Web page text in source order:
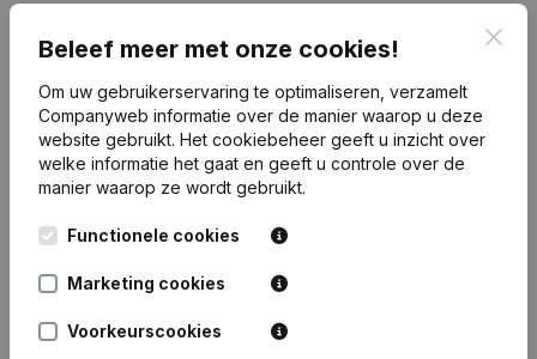
Publicatiesvan Ride On
Datum Publicatie
14-07-2014
Rubriek Oprichting (Nieuwe
Rechtspersoon, Opening Bijkantoor,
Beleef meer met onze cookies!
Om uw gebruikerservaring te optimaliseren, verzamelt
Companyweb informatie over de manier waarop u deze
website gebruikt. Het cookiebeheer geeft u inzicht over
welke informatie het gaat en geeft u controle over de
manier waarop ze wordt gebruikt.
Functionele cookies
Marketing cookies
Voorkeurscookies